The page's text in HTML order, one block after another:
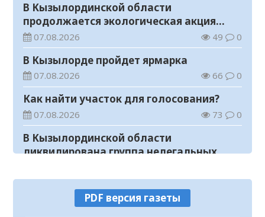
В Кызылординской области
продолжается экологическая акция
«Таза Қазақстан»
07.08.2026 49 0
В Кызылорде пройдет ярмарка
07.08.2026 66 0
Как найти участок для голосования?
07.08.2026 73 0
В Кызылординской области
ликвидирована группа нелегальных
Аким области ознакомился с работой
племенного хозяйства в
PDF версия газеты